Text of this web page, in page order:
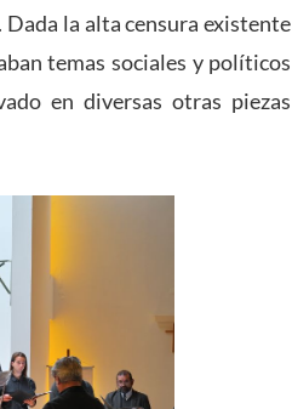
la alta censura existente
temas sociales y políticos
en diversas otras piezas